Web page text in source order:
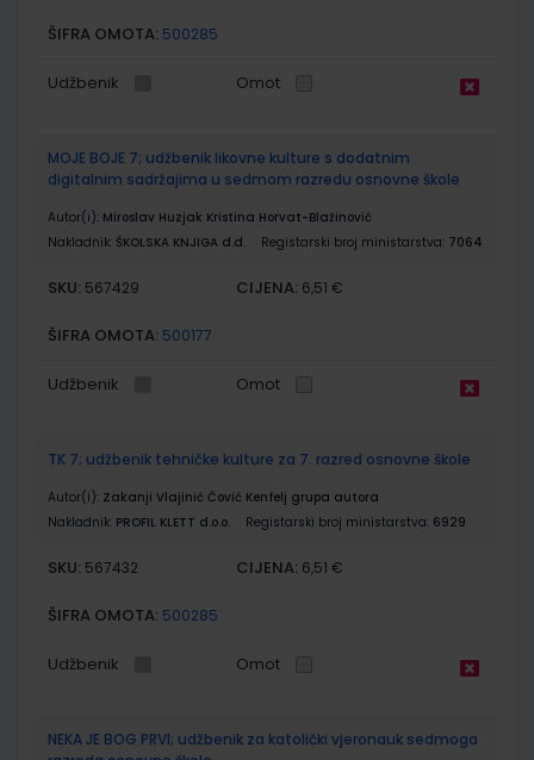
ŠIFRA OMOTA: 500285
Udžbenik Omot
MOJE BOJE 7; udžbenik likovne kulture s dodatnim
digitalnim sadržajima u sedmom razredu osnovne škole
Autor(i): Miroslav Huzjak Kristina Horvat-Blažinović
Nakladnik: ŠKOLSKA KNJIGA d.d. Registarski broj ministarstva: 7064
SKU: 567429 CIJENA: 6,51 €
ŠIFRA OMOTA: 500177
Udžbenik Omot
TK 7; udžbenik tehničke kulture za 7. razred osnovne škole
Autor(i): Zakanji Vlajinić Čović Kenfelj grupa autora
Nakladnik: PROFIL KLETT d.o.o. Registarski broj ministarstva: 6929
SKU: 567432 CIJENA: 6,51 €
ŠIFRA OMOTA: 500285
Udžbenik Omot
NEKA JE BOG PRVI; udžbenik za katolički vjeronauk sedmoga